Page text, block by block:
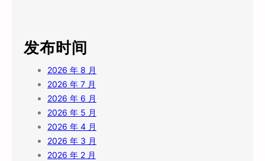
发布时间
2026 年 8 月
2026 年 7 月
2026 年 6 月
2026 年 5 月
2026 年 4 月
2026 年 3 月
2026 年 2 月